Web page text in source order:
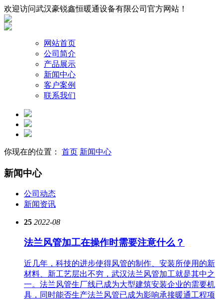
欢迎访问武汉豪锐鑫恒暖通设备有限公司官方网站！
网站首页
公司简介
产品展示
新闻中心
客户案例
联系我们
你现在的位置： 首页 新闻中心
新闻中心
公司动态
新闻资讯
25 2022-08
法兰风管加工在操作时需要注意什么？
近几年，科技的进步使得风管的制作、安装所使用的新
材料、新工艺层出不穷，武汉法兰风管加工就是其中之
一。法兰风管生厂线已成为大型建筑安装企业的需要机
具，同时能否生产法兰风管已成为影响承接暖通工程项